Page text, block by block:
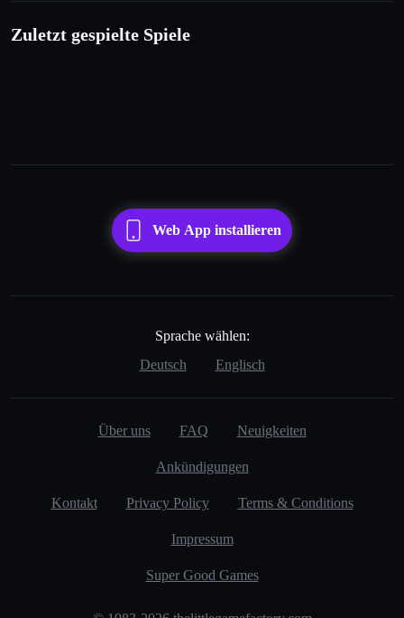
Zuletzt gespielte Spiele
Web App installieren
Sprache wählen:
Deutsch
Englisch
Über uns FAQ Neuigkeiten
Ankündigungen
Kontakt Privacy Policy Terms & Conditions
Impressum
Super Good Games